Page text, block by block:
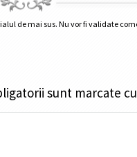
de mai sus. Nu vor fi validate
sunt marcate cu